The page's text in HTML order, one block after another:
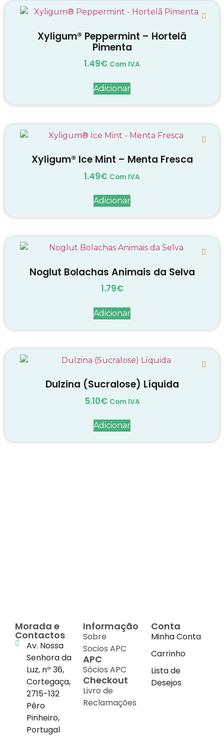
Xyligum® Peppermint – Hortelã
Pimenta
1.49€ Com IVA
Adicionar
Xyligum® Ice Mint – Menta Fresca
1.49€ Com IVA
Adicionar
Noglut Bolachas Animais da Selva
1.79€
Adicionar
Dulzina (Sucralose) Líquida
5.10€ Com IVA
Adicionar
Morada e
Contactos
Av. Nossa
Senhora da
Luz, nº 36,
Cortegaça,
2715-132
Pêro
Pinheiro,
Portugal
Informação
Sobre
Socios APC
APC
Sócios APC
Checkout
Livro de
Reclamações
Conta
Minha Conta
Carrinho
Lista de
Desejos